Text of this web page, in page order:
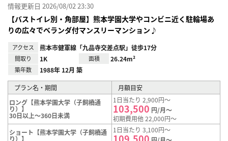
情報更新日 2026/08/02 23:30
【バストイレ別・角部屋】熊本学園大学やコンビニ近く駐輪場あ
りの広々でベランダ付マンスリーマンション♪
アクセス 熊本市健軍線「九品寺交差点駅」徒歩17分
間取り 1K 面積 26.24m²
築年数 1988年 12月 築
プラン名・期間
月額目安
ロング【熊本学園大学（子飼橋通
り）】
30日以上～360日未満
1日当たり 2,900円～
103,500 円/月～
初期費用他 22,000円～
ショート【熊本学園大学（子飼橋通
り）】
1日当たり 3,100円～
109,500